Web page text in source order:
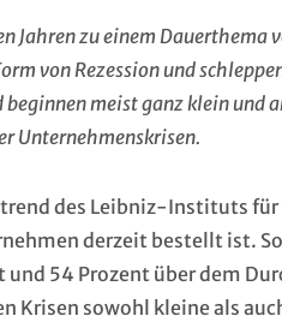
Jahren zu einem
von Rezession und
meist ganz klein und
Unternehmenskrisen.
des Leibniz-Instituts
derzeit bestellt ist.
54 Prozent über dem
Krisen sowohl kleine als